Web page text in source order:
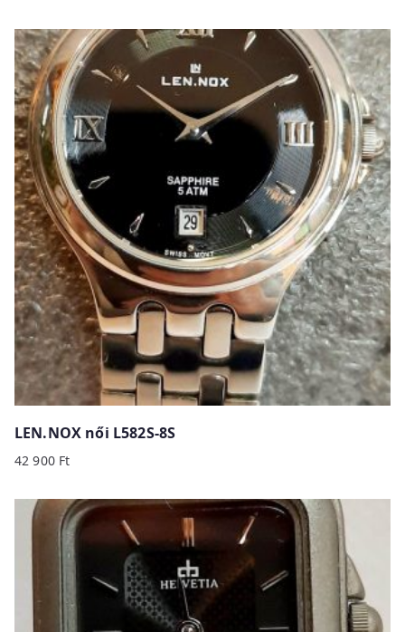
LEN.NOX női L582S-8S
42 900 Ft